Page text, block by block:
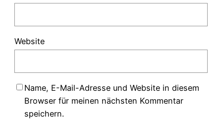
Website
Name, E-Mail-Adresse und Website in diesem
Browser für meinen nächsten Kommentar
speichern.